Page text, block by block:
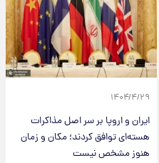
۱۴۰۴/۴/۲۹
ایران و اروپا بر سر اصل مذاکرات
هسته‌ای توافق کردند؛ مکان و زمان
هنوز مشخص نیست